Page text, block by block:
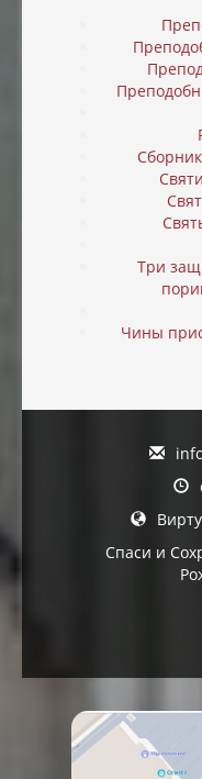
Три
Чины
Спаси и